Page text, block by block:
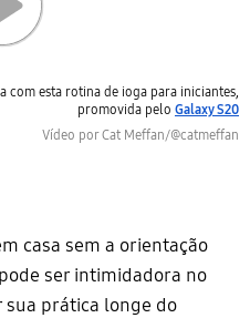
com esta rotina de ioga para iniciantes,
promovida pelo Galaxy S20
Vídeo por Cat Meffan/@catmeffan
casa sem a orientação
ser intimidadora no
prática longe do